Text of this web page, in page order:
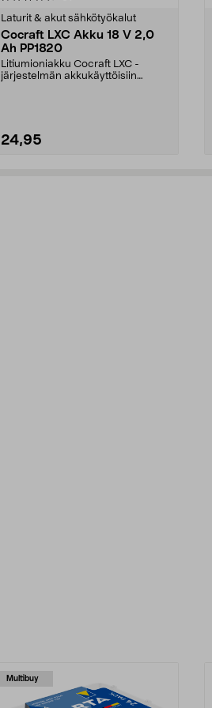
Laturit & akut sähkötyökalut
Cocraft LXC Akku 18 V 2,0
Ah PP1820
Litiumioniakku Cocraft LXC -
järjestelmän akkukäyttöisiin
24,95
Multibuy